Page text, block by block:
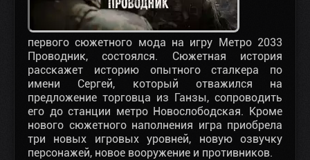
первого сюжетного мода на игру Метро 2033
Проводник, состоялся. Сюжетная история
расскажет историю опытного сталкера по
имени Сергей, который отважился на
предложение торговца из Ганзы, сопроводить
его до станции метро Новослободская. Кроме
нового сюжетного наполнения игра приобрела
три новых игровых уровней, новую озвучку
персонажей, новое вооружение и противников.